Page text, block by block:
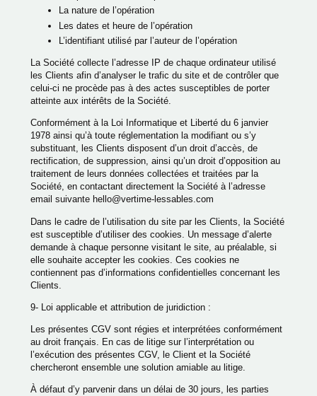
La nature de l’opération
Les dates et heure de l’opération
L’identifiant utilisé par l’auteur de l’opération
La Société collecte l’adresse IP de chaque ordinateur utilisé
les Clients afin d’analyser le trafic du site et de contrôler que
celui-ci ne procède pas à des actes susceptibles de porter
atteinte aux intérêts de la Société.
Conformément à la Loi Informatique et Liberté du 6 janvier
1978 ainsi qu’à toute réglementation la modifiant ou s’y
substituant, les Clients disposent d’un droit d’accès, de
rectification, de suppression, ainsi qu’un droit d’opposition au
traitement de leurs données collectées et traitées par la
Société, en contactant directement la Société à l’adresse
email suivante hello@vertime-lessables.com
Dans le cadre de l’utilisation du site par les Clients, la Société
est susceptible d’utiliser des cookies. Un message d’alerte
demande à chaque personne visitant le site, au préalable, si
elle souhaite accepter les cookies. Ces cookies ne
contiennent pas d’informations confidentielles concernant les
Clients.
9- Loi applicable et attribution de juridiction :
Les présentes CGV sont régies et interprétées conformément
au droit français. En cas de litige sur l’interprétation ou
l’exécution des présentes CGV, le Client et la Société
chercheront ensemble une solution amiable au litige.
À défaut d’y parvenir dans un délai de 30 jours, les parties